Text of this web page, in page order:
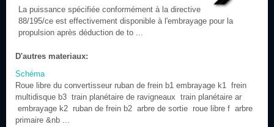
La puissance spécifiée conformément à la directive
88/195/ce est effectivement disponible à l'embrayage pour la
propulsion après déduction de to ...
D'autres materiaux:
Schéma
Roue libre du convertisseur ruban de frein b1 embrayage k1 frein
multidisque b3 train planétaire de ravigneaux train planétaire ar
embrayage k2 ruban de frein b2 arbre de sortie roue libre f arbre
primaire &nb ...